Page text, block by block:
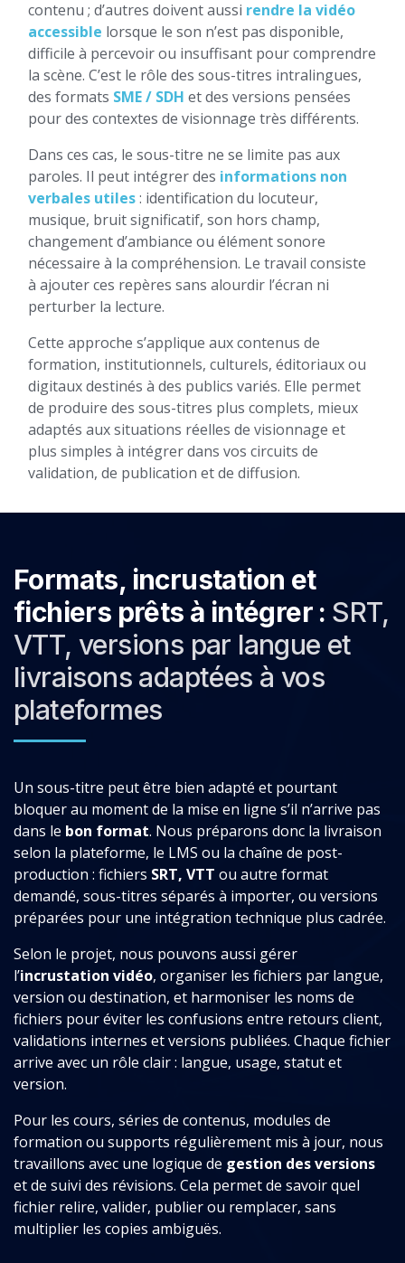
contenu ; d’autres doivent aussi rendre la vidéo
accessible lorsque le son n’est pas disponible,
difficile à percevoir ou insuffisant pour comprendre
la scène. C’est le rôle des sous-titres intralingues,
des formats SME / SDH et des versions pensées
pour des contextes de visionnage très différents.
Dans ces cas, le sous-titre ne se limite pas aux
paroles. Il peut intégrer des informations non
verbales utiles: identification du locuteur,
musique, bruit significatif, son hors champ,
changement d’ambiance ou élément sonore
nécessaire à la compréhension. Le travail consiste
à ajouter ces repères sans alourdir l’écran ni
perturber la lecture.
Cette approche s’applique aux contenus de
formation, institutionnels, culturels, éditoriaux ou
digitaux destinés à des publics variés. Elle permet
de produire des sous-titres plus complets, mieux
adaptés aux situations réelles de visionnage et
plus simples à intégrer dans vos circuits de
validation, de publication et de diffusion.
Formats, incrustation et
fichiers prêts à intégrer : SRT,
VTT, versions par langue et
livraisons adaptées à vos
plateformes
Un sous-titre peut être bien adapté et pourtant
bloquer au moment de la mise en ligne s’il n’arrive pas
dans le bon format. Nous préparons donc la livraison
selon la plateforme, le LMS ou la chaîne de post-
production : fichiers SRT, VTT ou autre format
demandé, sous-titres séparés à importer, ou versions
préparées pour une intégration technique plus cadrée.
Selon le projet, nous pouvons aussi gérer
l’incrustation vidéo, organiser les fichiers par langue,
version ou destination, et harmoniser les noms de
fichiers pour éviter les confusions entre retours client,
validations internes et versions publiées. Chaque fichier
arrive avec un rôle clair : langue, usage, statut et
version.
Pour les cours, séries de contenus, modules de
formation ou supports régulièrement mis à jour, nous
travaillons avec une logique de gestion des versions
et de suivi des révisions. Cela permet de savoir quel
fichier relire, valider, publier ou remplacer, sans
multiplier les copies ambiguës.